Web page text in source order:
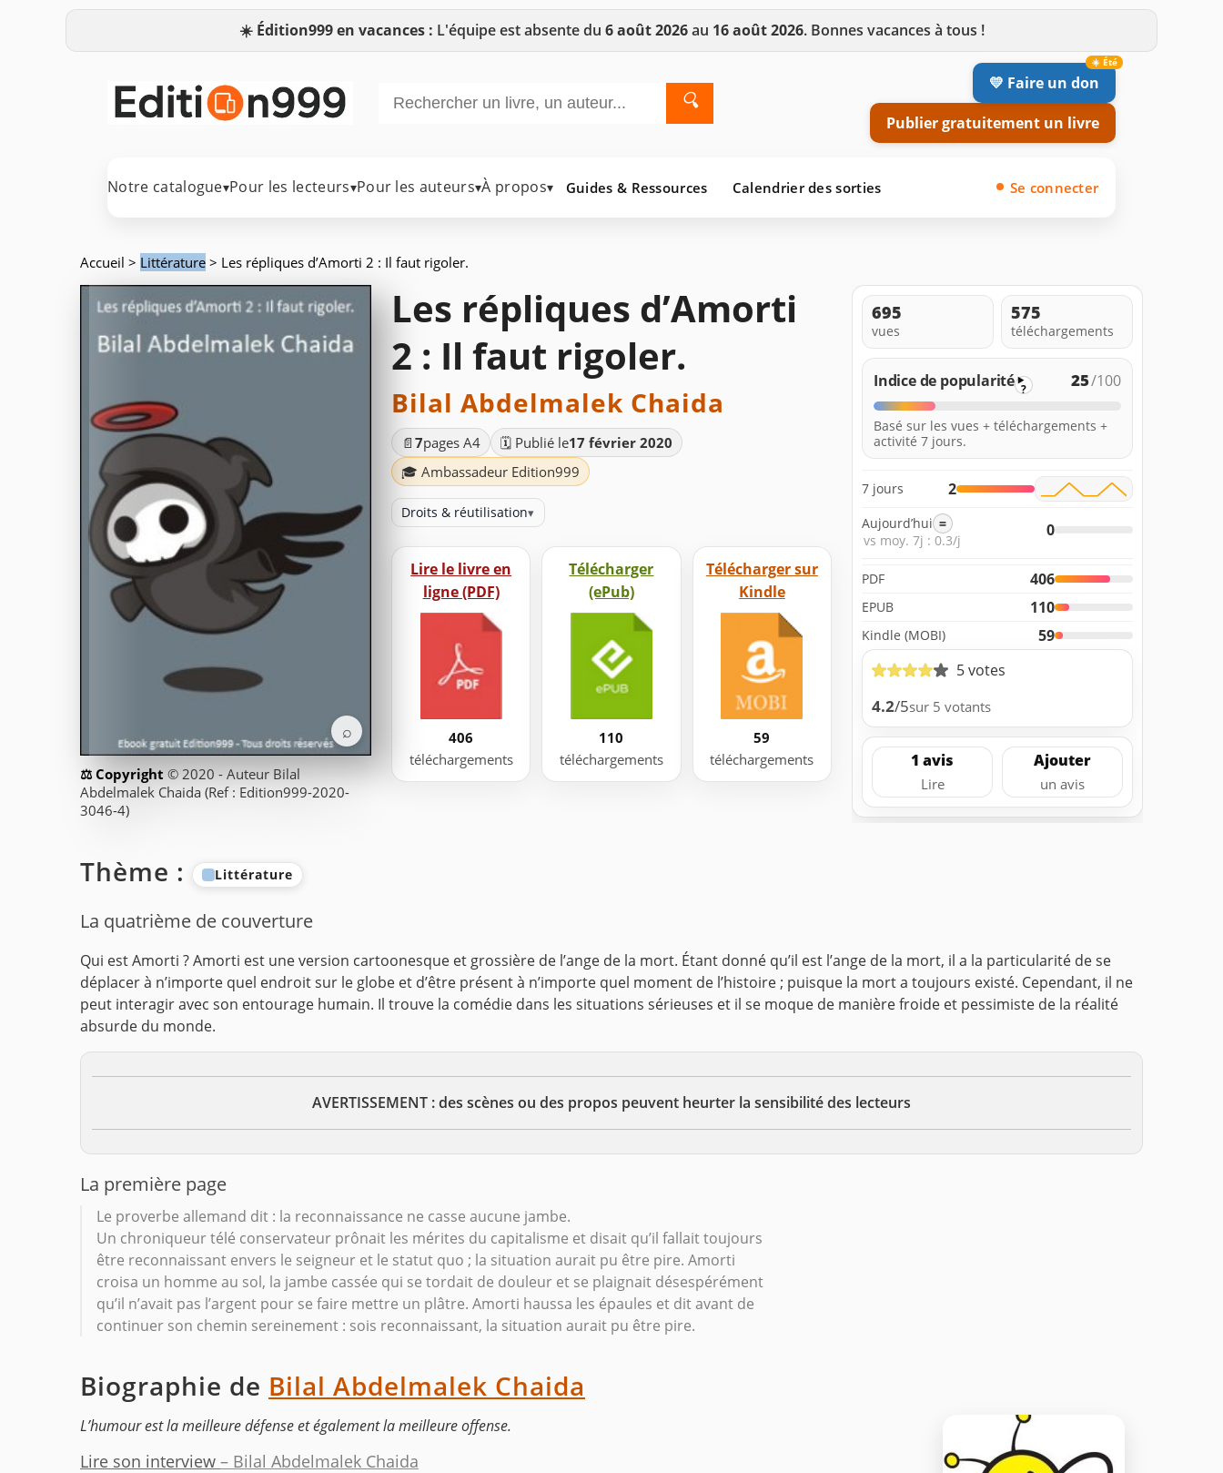
☀️ Édition999 en vacances : L'équipe est absente du 6 août 2026au 16 août 2026. Bonnes vacances à tous !
🔍
💛 Faire un don
Publier gratuitement un livre
Notre catalogue▾Pour les lecteurs▾Pour les auteurs▾À propos▾ Guides & Ressources Calendrier des sorties Se connecter
Accueil > Littérature > Les répliques d’Amorti 2 : Il faut rigoler.
⌕
© 2020 - Auteur Bilal
Abdelmalek Chaida (Ref : Edition999-2020-
3046-4)
Les répliques d’Amorti
2 : Il faut rigoler.
Bilal Abdelmalek Chaida
📄 7pages A4 🗓️ Publié le17 février 2020
🎓 Ambassadeur Edition999
Droits & réutilisation▾
Lire le livre en
ligne (PDF)
406
téléchargements
Télécharger
(ePub)
110
téléchargements
Télécharger sur
Kindle
59
téléchargements
695
vues
575
téléchargements
Indice de popularité ? 25/100
Basé sur les vues + téléchargements +
activité 7 jours.
7 jours 2
Aujourd’hui =
vs moy. 7j : 0.3/j
0
PDF 406
EPUB 110
Kindle (MOBI)
59
5 votes
4.2/5sur 5 votants
1 avis
Lire
Ajouter
un avis
Thème : Littérature
La quatrième de couverture
Qui est Amorti ?Amorti est une version cartoonesque et grossière de l’ange de la mort. Étant donné qu’il est l’ange de la mort, il a la particularité de se
déplacer à n’importe quel endroit sur le globe et d’être présent à n’importe quel moment de l’histoire ; puisque la mort a toujours existé. Cependant, il ne
peut interagir avec son entourage humain. Il trouve la comédie dans les situations sérieuses et il se moque de manière froide et pessimiste de la réalité
absurde du monde.
AVERTISSEMENT : des scènes ou des propos peuvent heurter la sensibilité des lecteurs
La première page
Le proverbe allemand dit : la reconnaissance ne casse aucune jambe.
Un chroniqueur télé conservateur prônait les mérites du capitalisme et disait qu’il fallait toujours
être reconnaissant envers le seigneur et le statut quo ; la situation aurait pu être pire. Amorti
croisa un homme au sol, la jambe cassée qui se tordait de douleur et se plaignait désespérément
qu’il n’avait pas l’argent pour se faire mettre un plâtre. Amorti haussa les épaules et dit avant de
continuer son chemin sereinement : sois reconnaissant, la situation aurait pu être pire.
Biographie de Bilal Abdelmalek Chaida
L’humour est la meilleure défense et également la meilleure offense.
Lire son interview – Bilal Abdelmalek Chaida